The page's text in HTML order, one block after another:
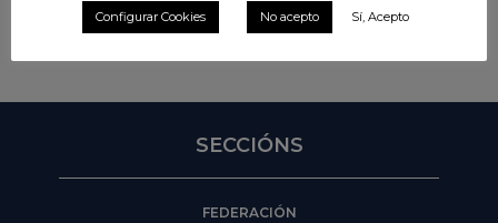
SECCIÓNS
FEDERACIÓN
Configurar Cookies No acepto Sí, Acepto